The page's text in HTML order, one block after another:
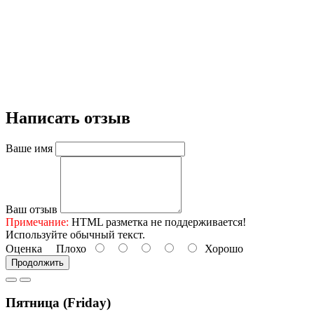
Написать отзыв
Ваше имя
Ваш отзыв
Примечание: HTML разметка не поддерживается!
Используйте обычный текст.
Оценка Плохо Хорошо
Продолжить
Пятница (Friday)